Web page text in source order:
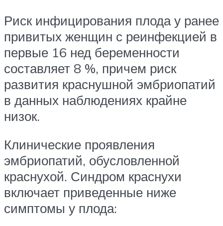
Риск инфицирования плода у ранее
привитых женщин с реинфекцией в
первые 16 нед беременности
составляет 8 %, причем риск
развития краснушной эмбриопатий
в данных наблюдениях крайне
низок.
Клинические проявления
эмбриопатий, обусловленной
краснухой. Синдром краснухи
включает приведенные ниже
симптомы у плода: